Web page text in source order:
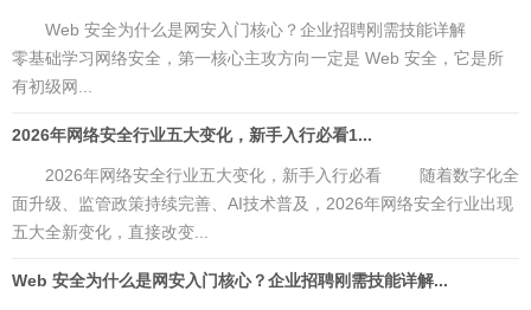
Web 安全为什么是网安入门核心？企业招聘刚需技能详解
零基础学习网络安全，第一核心主攻方向一定是 Web 安全，它是所
有初级网...
2026年网络安全行业五大变化，新手入行必看1...
2026年网络安全行业五大变化，新手入行必看 随着数字化全
面升级、监管政策持续完善、AI技术普及，2026年网络安全行业出现
五大全新变化，直接改变...
Web 安全为什么是网安入门核心？企业招聘刚需技能详解...